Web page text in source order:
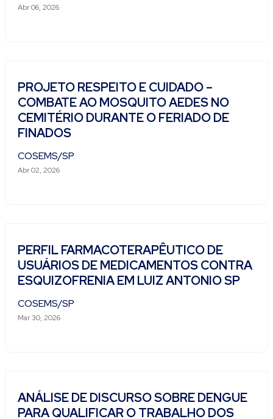
Abr 06, 2026
PROJETO RESPEITO E CUIDADO –
COMBATE AO MOSQUITO AEDES NO
CEMITÉRIO DURANTE O FERIADO DE
FINADOS
COSEMS/SP
Abr 02, 2026
PERFIL FARMACOTERAPÊUTICO DE
USUÁRIOS DE MEDICAMENTOS CONTRA
ESQUIZOFRENIA EM LUIZ ANTONIO SP
COSEMS/SP
Mar 30, 2026
ANÁLISE DE DISCURSO SOBRE DENGUE
PARA QUALIFICAR O TRABALHO DOS